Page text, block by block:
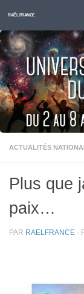
Skip to content
RAËL FRANCE
ACTUALITÉS
Plus que
paix…
PAR RAELFRANCE ·